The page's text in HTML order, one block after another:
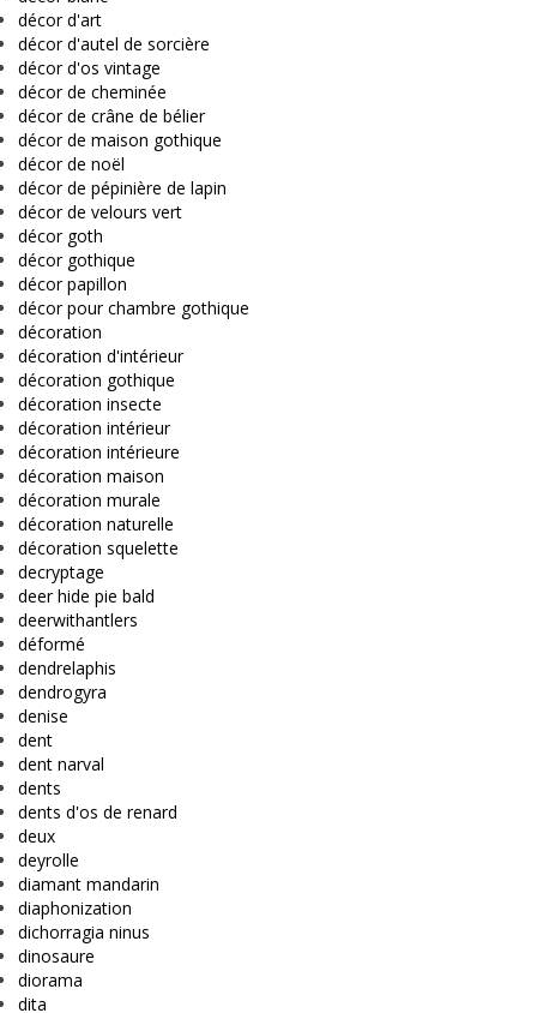
décor d'art
décor d'autel de sorcière
décor d'os vintage
décor de cheminée
décor de crâne de bélier
décor de maison gothique
décor de noël
décor de pépinière de lapin
décor de velours vert
décor goth
décor gothique
décor papillon
décor pour chambre gothique
décoration
décoration d'intérieur
décoration gothique
décoration insecte
décoration intérieur
décoration intérieure
décoration maison
décoration murale
décoration naturelle
décoration squelette
decryptage
deer hide pie bald
deerwithantlers
déformé
dendrelaphis
dendrogyra
denise
dent
dent narval
dents
dents d'os de renard
deux
deyrolle
diamant mandarin
diaphonization
dichorragia ninus
dinosaure
diorama
dita